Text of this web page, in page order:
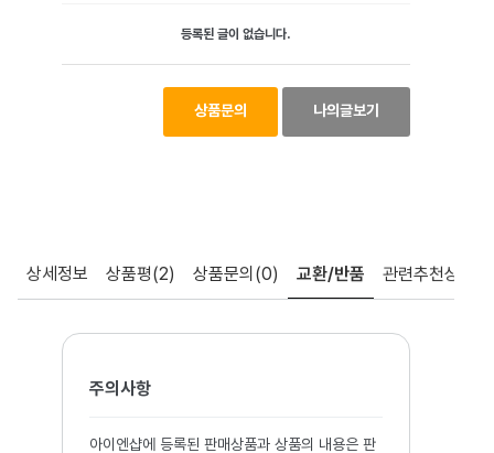
등록된 글이 없습니다.
상품문의 나의글보기
상세정보 상품평(2) 상품문의 (0) 교환/반품 관련추천상품
주의사항
아이엔샵에 등록된 판매상품과 상품의 내용은 판